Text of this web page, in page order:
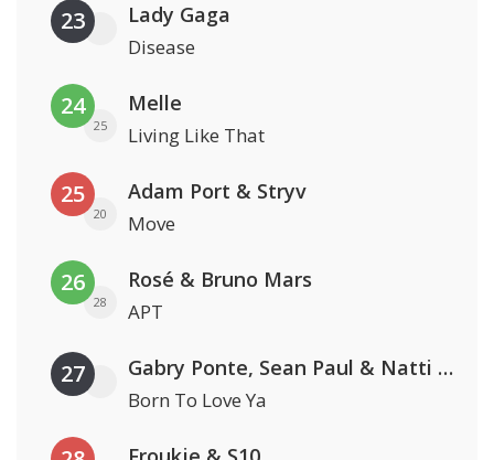
23 Lady Gaga
Disease
24
25
Melle
Living Like That
25
20
Adam Port & Stryv
Move
26
28
Rosé & Bruno Mars
APT
27 Gabry Ponte, Sean Paul & Natti Natasha
Born To Love Ya